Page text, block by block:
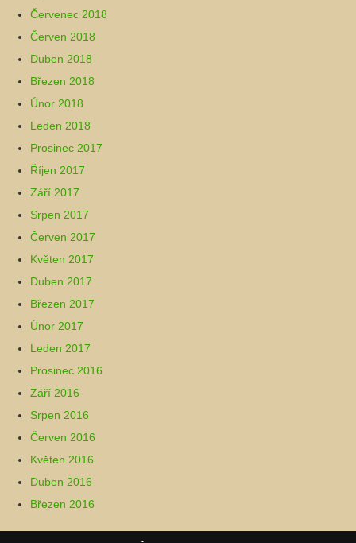
Červenec 2018
Červen 2018
Duben 2018
Březen 2018
Únor 2018
Leden 2018
Prosinec 2017
Říjen 2017
Září 2017
Srpen 2017
Červen 2017
Květen 2017
Duben 2017
Březen 2017
Únor 2017
Leden 2017
Prosinec 2016
Září 2016
Srpen 2016
Červen 2016
Květen 2016
Duben 2016
Březen 2016